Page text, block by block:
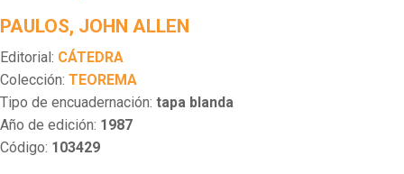
PAULOS, JOHN ALLEN
Editorial: CÁTEDRA
Colección: TEOREMA
Tipo de encuadernación: tapa blanda
Año de edición: 1987
Código: 103429